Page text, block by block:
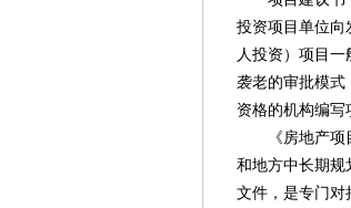
投资项目单位向
人投资）项目
袭老的审批模式
资格的机构编写
《房地产项目
和地方中长期规
文件，是专门对